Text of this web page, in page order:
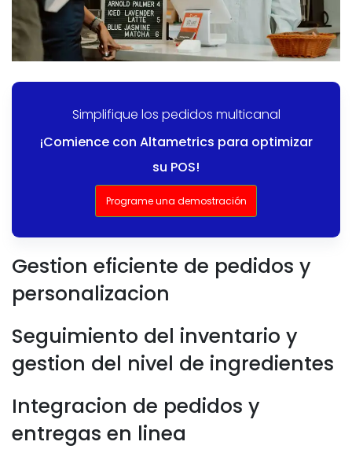
Simplifique los pedidos multicanal
¡Comience con Altametrics para optimizar
su POS!
Programe una demostración
Gestion eficiente de pedidos y
personalizacion
Seguimiento del inventario y
gestion del nivel de ingredientes
Integracion de pedidos y
entregas en linea